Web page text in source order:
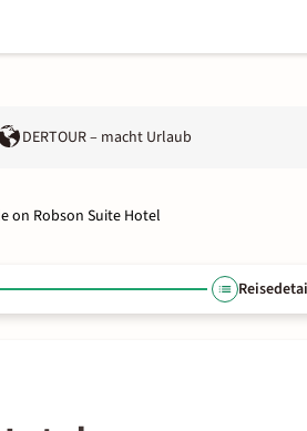
DERTOUR – macht Urlaub
on Robson Suite Hotel